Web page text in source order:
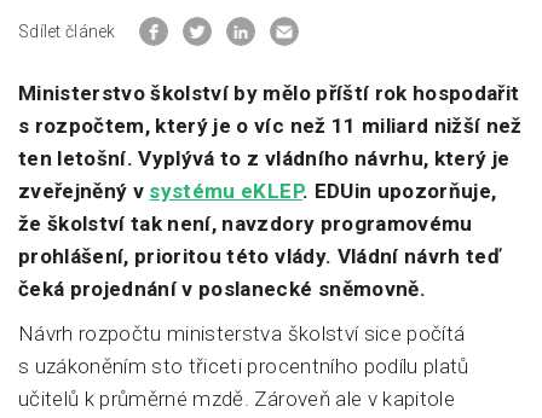
Sdílet článek
Ministerstvo školství by mělo příští rok hospodařit
s rozpočtem, který je o víc než 11 miliard nižší než
ten letošní. Vyplývá to z vládního návrhu, který je
zveřejněný v systému eKLEP. EDUin upozorňuje,
že školství tak není, navzdory programovému
prohlášení, prioritou této vlády. Vládní návrh teď
čeká projednání v poslanecké sněmovně.
Návrh rozpočtu ministerstva školství sice počítá
s uzákoněním sto třiceti procentního podílu platů
učitelů k průměrné mzdě. Zároveň ale v kapitole